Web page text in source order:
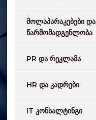
მოლაპარაკებები და
წარმომადგენლობა
PR და რეკლამა
HR და კადრები
IT კონსალტინგი